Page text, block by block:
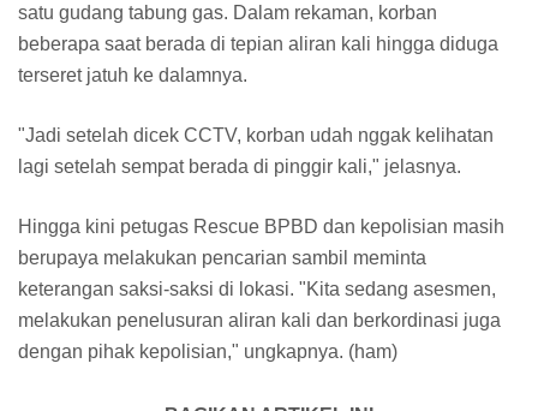
satu gudang tabung gas. Dalam rekaman, korban
beberapa saat berada di tepian aliran kali hingga diduga
terseret jatuh ke dalamnya.
"Jadi setelah dicek CCTV, korban udah nggak kelihatan
lagi setelah sempat berada di pinggir kali," jelasnya.
Hingga kini petugas Rescue BPBD dan kepolisian masih
berupaya melakukan pencarian sambil meminta
keterangan saksi-saksi di lokasi. "Kita sedang asesmen,
melakukan penelusuran aliran kali dan berkordinasi juga
dengan pihak kepolisian," ungkapnya. (ham)